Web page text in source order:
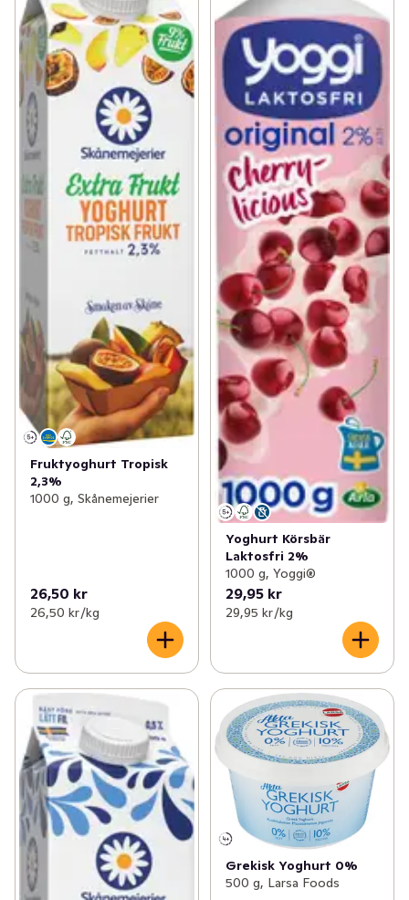
Fruktyoghurt Tropisk
2,3%
1000 g, Skånemejerier
26,50 kr
26,50 kr /kg
Yoghurt Körsbär
Laktosfri 2%
1000 g, Yoggi®
29,95 kr
29,95 kr /kg
Grekisk Yoghurt 0%
500 g, Larsa Foods